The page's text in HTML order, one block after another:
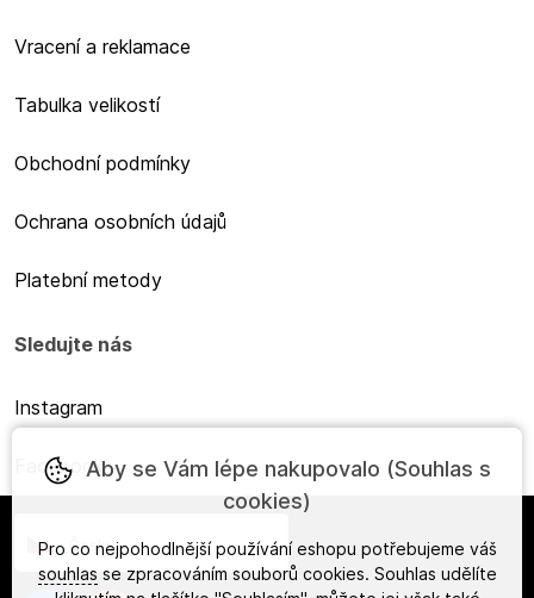
Vracení a reklamace
Tabulka velikostí
Obchodní podmínky
Ochrana osobních údajů
Platební metody
Sledujte nás
Instagram
Facebook
Česky
Aby se Vám lépe nakupovalo (Souhlas s
cookies)
Pro co nejpohodlnější používání eshopu potřebujeme váš
souhlas se zpracováním souborů cookies. Souhlas udělíte